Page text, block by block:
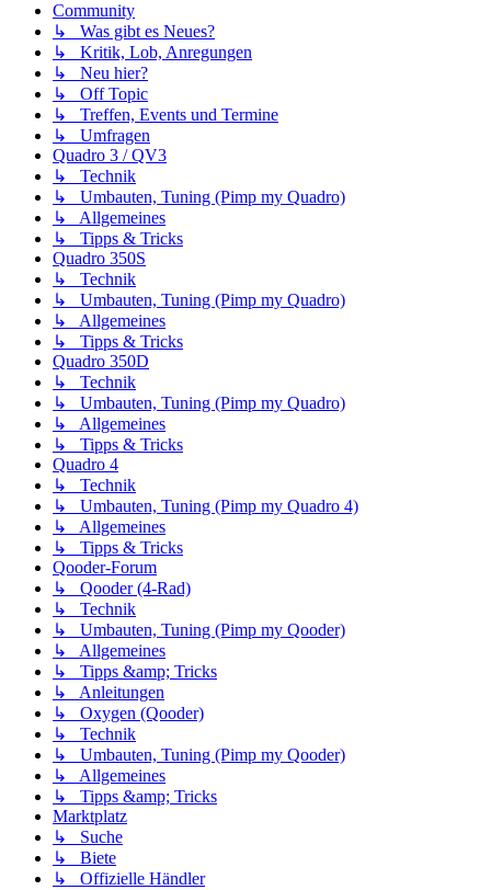
Community
↳ Was gibt es Neues?
↳ Kritik, Lob, Anregungen
↳ Neu hier?
↳ Off Topic
↳ Treffen, Events und Termine
↳ Umfragen
Quadro 3 / QV3
↳ Technik
↳ Umbauten, Tuning (Pimp my Quadro)
↳ Allgemeines
↳ Tipps & Tricks
Quadro 350S
↳ Technik
↳ Umbauten, Tuning (Pimp my Quadro)
↳ Allgemeines
↳ Tipps & Tricks
Quadro 350D
↳ Technik
↳ Umbauten, Tuning (Pimp my Quadro)
↳ Allgemeines
↳ Tipps & Tricks
Quadro 4
↳ Technik
↳ Umbauten, Tuning (Pimp my Quadro 4)
↳ Allgemeines
↳ Tipps & Tricks
Qooder-Forum
↳ Qooder (4-Rad)
↳ Technik
↳ Umbauten, Tuning (Pimp my Qooder)
↳ Allgemeines
↳ Tipps &amp; Tricks
↳ Anleitungen
↳ Oxygen (Qooder)
↳ Technik
↳ Umbauten, Tuning (Pimp my Qooder)
↳ Allgemeines
↳ Tipps &amp; Tricks
Marktplatz
↳ Suche
↳ Biete
↳ Offizielle Händler